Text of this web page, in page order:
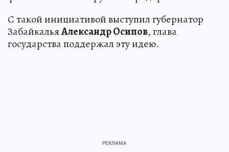
С такой инициативой выступил губернатор
ЗабайкальяАлександр Осипов, глава
государства поддержал эту идею.